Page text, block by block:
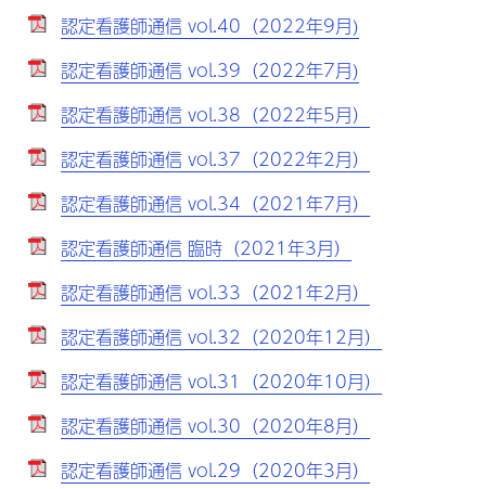
認定看護師通信 vol.40（2022年9月)
認定看護師通信 vol.39（2022年7月)
認定看護師通信 vol.38（2022年5月）
認定看護師通信 vol.37（2022年2月）
認定看護師通信 vol.34（2021年7月）
認定看護師通信 臨時（2021年3月）
認定看護師通信 vol.33（2021年2月）
認定看護師通信 vol.32（2020年12月）
認定看護師通信 vol.31（2020年10月）
認定看護師通信 vol.30（2020年8月）
認定看護師通信 vol.29（2020年3月）